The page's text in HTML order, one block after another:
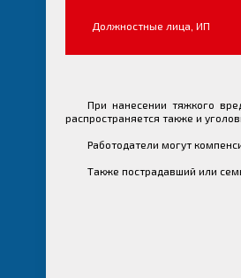
Должностные лица, ИП
При нанесении тяжкого
распространяется также и
Работодатели могут
Также пострадавший или